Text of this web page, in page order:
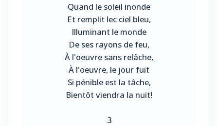
Quand le soleil inonde
Et remplit lec ciel bleu,
Illuminant le monde
De ses rayons de feu,
À l'oeuvre sans relâche,
À l'oeuvre, le jour fuit
Si pénible est la tâche,
Bientôt viendra la nuit!
3